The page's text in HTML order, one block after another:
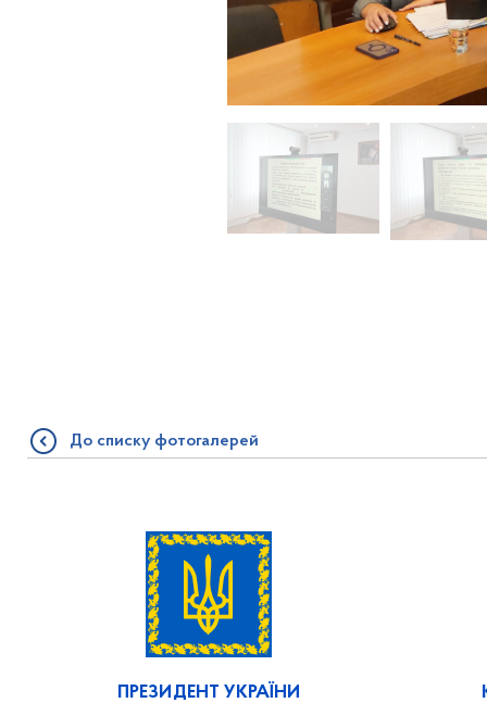
До списку фотогалерей
ПРЕЗИДЕНТ УКРАЇНИ